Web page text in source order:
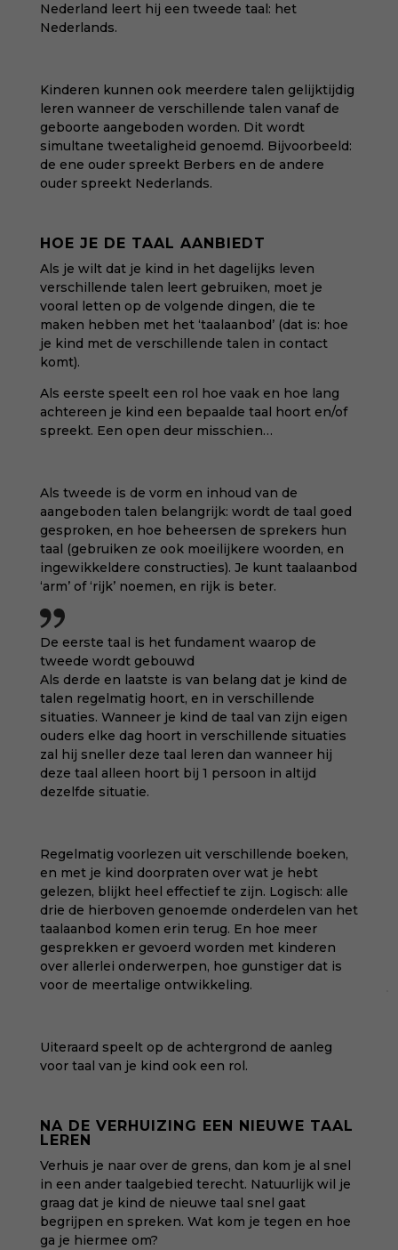
Nederland leert hij een tweede taal: het
Nederlands.
Kinderen kunnen ook meerdere talen gelijktijdig
leren wanneer de verschillende talen vanaf de
geboorte aangeboden worden. Dit wordt
simultane tweetaligheid genoemd. Bijvoorbeeld:
de ene ouder spreekt Berbers en de andere
ouder spreekt Nederlands.
HOE JE DE TAAL AANBIEDT
Als je wilt dat je kind in het dagelijks leven
verschillende talen leert gebruiken, moet je
vooral letten op de volgende dingen, die te
maken hebben met het ‘taalaanbod’ (dat is: hoe
je kind met de verschillende talen in contact
komt).
Als eerste speelt een rol hoe vaak en hoe lang
achtereen je kind een bepaalde taal hoort en/of
spreekt. Een open deur misschien…
Als tweede is de vorm en inhoud van de
aangeboden talen belangrijk: wordt de taal goed
gesproken, en hoe beheersen de sprekers hun
taal (gebruiken ze ook moeilijkere woorden, en
ingewikkeldere constructies). Je kunt taalaanbod
‘arm’ of ‘rijk’ noemen, en rijk is beter.
De eerste taal is het fundament waarop de
tweede wordt gebouwd
Als derde en laatste is van belang dat je kind de
talen regelmatig hoort, en in verschillende
situaties. Wanneer je kind de taal van zijn eigen
ouders elke dag hoort in verschillende situaties
zal hij sneller deze taal leren dan wanneer hij
deze taal alleen hoort bij 1 persoon in altijd
dezelfde situatie.
Regelmatig voorlezen uit verschillende boeken,
en met je kind doorpraten over wat je hebt
gelezen, blijkt heel effectief te zijn. Logisch: alle
drie de hierboven genoemde onderdelen van het
taalaanbod komen erin terug. En hoe meer
gesprekken er gevoerd worden met kinderen
over allerlei onderwerpen, hoe gunstiger dat is
voor de meertalige ontwikkeling.
Uiteraard speelt op de achtergrond de aanleg
voor taal van je kind ook een rol.
NA DE VERHUIZING EEN NIEUWE TAAL
LEREN
Verhuis je naar over de grens, dan kom je al snel
in een ander taalgebied terecht. Natuurlijk wil je
graag dat je kind de nieuwe taal snel gaat
begrijpen en spreken. Wat kom je tegen en hoe
ga je hiermee om?